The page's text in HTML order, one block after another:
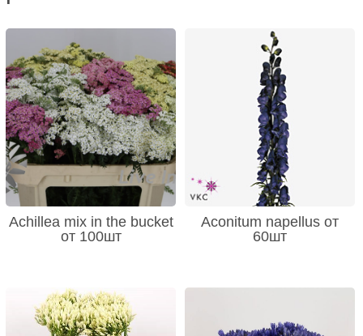
Achillea mix in the bucket
от 100шт
Aconitum napellus от
60шт